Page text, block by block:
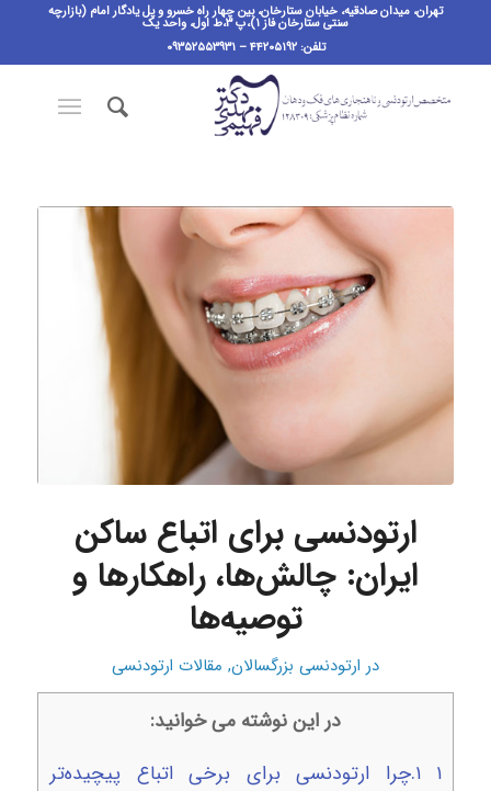
تهران، میدان صادقیه، خیابان ستارخان، بین چهار راه خسرو و پل یادگار امام (بازارچه
سنتی ستارخان فاز ۱)،پ ٣،ط اول، واحد یک
تلفن: ۴۴۲۰۵۱۹۲ – ۰۹۳۵۲۵۵۳۹۳۱
ارتودنسی برای اتباع ساکن
ایران: چالش‌ها، راهکارها و
توصیه‌ها
در ارتودنسی بزرگسالان, مقالات ارتودنسی
در این نوشته می خوانید:
۱
۱.چرا ارتودنسی برای برخی اتباع پیچیده‌تر